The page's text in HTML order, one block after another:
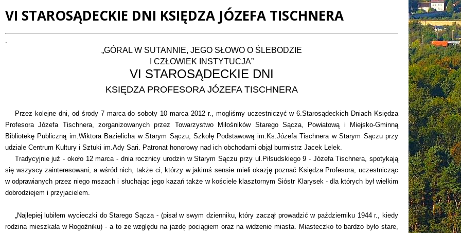
VI STAROSĄDECKIE DNI KSIĘDZA JÓZEFA TISCHNERA
Treść
„GÓRAL W SUTANNIE, JEGO SŁOWO O ŚLEBODZIE
I CZŁOWIEK INSTYTUCJA”
VI STAROSĄDECKIE DNI
KSIĘDZA PROFESORA JÓZEFA TISCHNERA
Przez kolejne dni, od środy 7 marca do soboty 10 marca 2012 r., mogliśmy uczestniczyć w 6.Starosądeckich Dniach Księdza
Profesora Józefa Tischnera, zorganizowanych przez Towarzystwo Miłośników Starego Sącza, Powiatową i Miejsko-Gminną
Bibliotekę Publiczną im.Wiktora Bazielicha w Starym Sączu, Szkołę Podstawową im.Ks.Józefa Tischnera w Starym Sączu przy
udziale Centrum Kultury i Sztuki im.Ady Sari. Patronat honorowy nad ich obchodami objął burmistrz Jacek Lelek.
Tradycyjnie już - około 12 marca - dnia rocznicy urodzin w Starym Sączu przy ul.Piłsudskiego 9 - Józefa Tischnera, spotykają
się wszyscy zainteresowani, a wśród nich, także ci, którzy w jakimś sensie mieli okazję poznać Księdza Profesora, uczestnicząc
w odprawianych przez niego mszach i słuchając jego kazań także w kościele klasztornym Sióstr Klarysek - dla których był wielkim
dobrodziejem i przyjacielem.
„Najlepiej lubiłem wycieczki do Starego Sącza - (pisał w swym dzienniku, który zaczął prowadzić w październiku 1944 r., kiedy
rodzina mieszkała w Rogoźniku) - a to ze względu na jazdę pociągiem oraz na widzenie miasta. Miasteczko to bardzo było stare,